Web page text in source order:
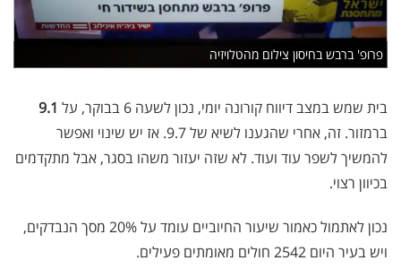
פרופ' ברבש בחיסון צילום מהטלויזיה
בית שמש במצב דיווח קורונה יומי, נכון לשעה 6 בבוקר, על
9.1
ברמזור. זה, אחרי שהגענו לשיא של 9.7. אז יש שינוי ואפשר
להמשיך לשפר עוד ועוד. לא שזה יעזור משהו בסגר, אבל מתקדמים
בכיוון רצוי.
נכון לאתמול כאמור שיעור החיוביים עומד על 20% מסך הנבדקים,
ויש בעיר היום 2542 חולים מאומתים פעילים.